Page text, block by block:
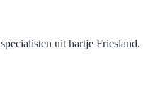
uit hartje Friesland.